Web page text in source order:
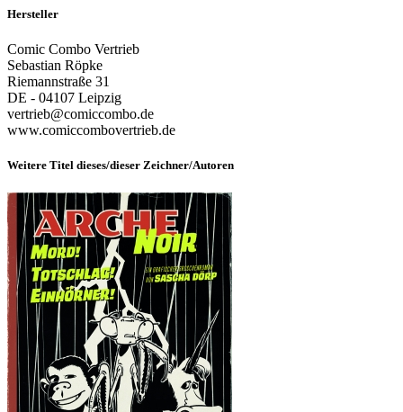
Hersteller
Comic Combo Vertrieb
Sebastian Röpke
Riemannstraße 31
DE - 04107 Leipzig
vertrieb@comiccombo.de
www.comiccombovertrieb.de
Weitere Titel dieses/dieser Zeichner/Autoren